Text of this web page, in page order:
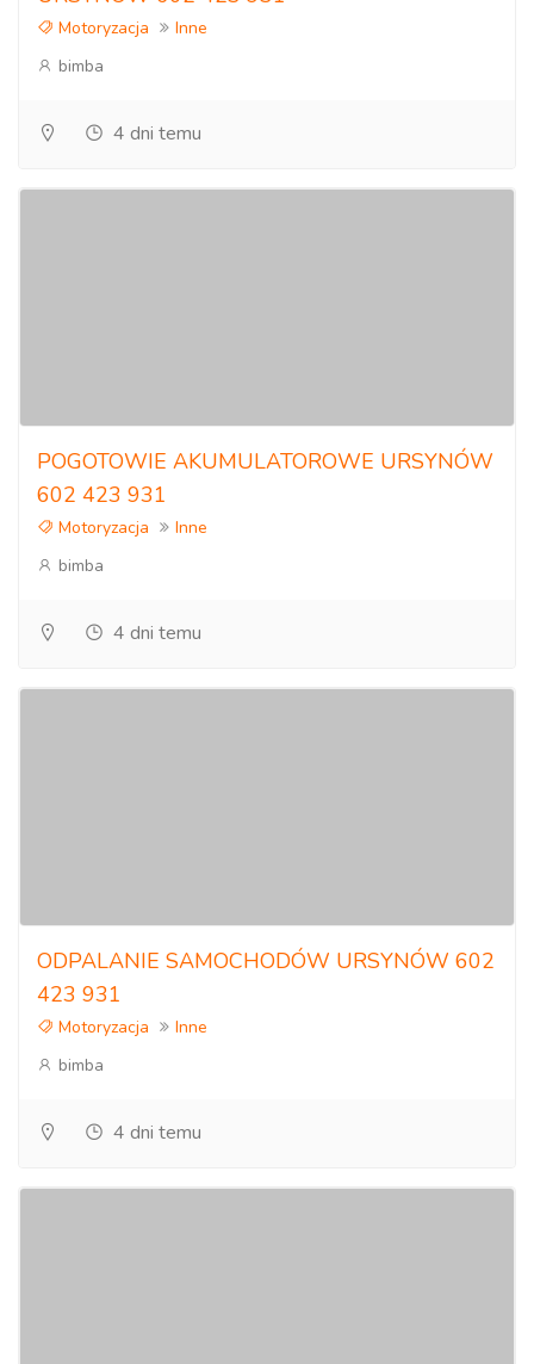
Motoryzacja
Inne
bimba
4 dni temu
POGOTOWIE AKUMULATOROWE URSYNÓW
602 423 931
Motoryzacja
Inne
bimba
4 dni temu
ODPALANIE SAMOCHODÓW URSYNÓW 602
423 931
Motoryzacja
Inne
bimba
4 dni temu